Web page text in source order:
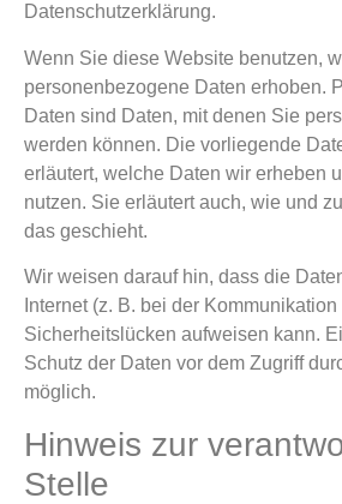
Datenschutzerklärung.
Wenn Sie diese Website benutzen,
personenbezogene Daten erhoben.
Daten sind Daten, mit denen Sie
werden können. Die vorliegende
erläutert, welche Daten wir erheben
nutzen. Sie erläutert auch, wie und
das geschieht.
Wir weisen darauf hin, dass die
Internet (z. B. bei der
Sicherheitslücken aufweisen kann.
Schutz der Daten vor dem Zugriff
möglich.
Hinweis zur
Stelle